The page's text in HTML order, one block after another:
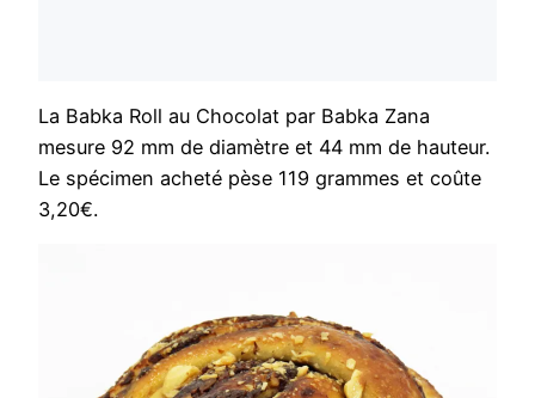
La Babka Roll au Chocolat par Babka Zana
mesure 92 mm de diamètre et 44 mm de hauteur.
Le spécimen acheté pèse 119 grammes et coûte
3,20€.